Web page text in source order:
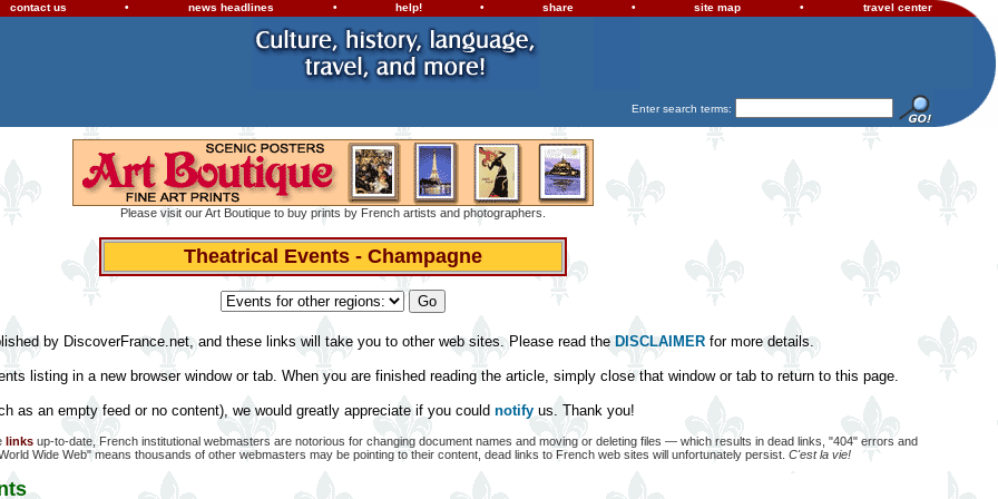
contact us • news headlines • help! • share • site map • travel center
Enter search terms:
Please visit our Art Boutique to buy prints by French artists and photographers.
Theatrical Events - Champagne
by DiscoverFrance.net, and these links will take you to other web sites. Please read the DISCLAIMER for more details.
listing in a new browser window or tab. When you are finished reading the article, simply close that window or tab to return to this page.
as an empty feed or no content), we would greatly appreciate if you could notify us. Thank you!
links up-to-date, French institutional webmasters are notorious for changing document names and moving or deleting files — which results in dead links, "404" errors and
Wide Web" means thousands of other webmasters may be pointing to their content, dead links to French web sites will unfortunately persist. C'est la vie!